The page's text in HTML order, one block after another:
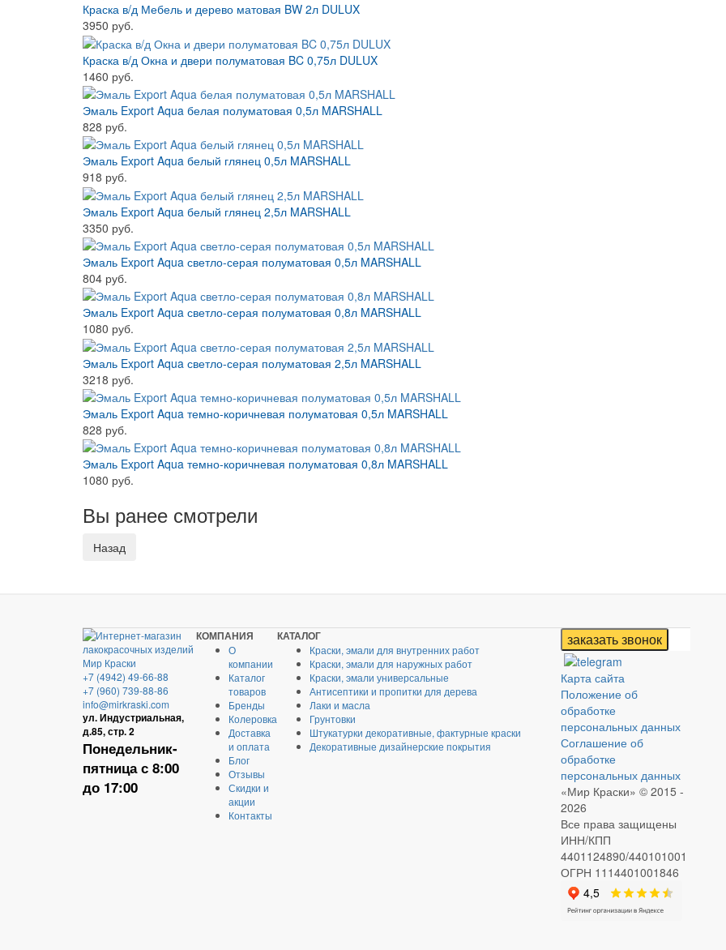
Краска в/д Мебель и дерево матовая BW 2л DULUX
3950 руб.
Краска в/д Окна и двери полуматовая BC 0,75л DULUX
1460 руб.
Эмаль Export Aqua белая полуматовая 0,5л MARSHALL
828 руб.
Эмаль Export Aqua белый глянец 0,5л MARSHALL
918 руб.
Эмаль Export Aqua белый глянец 2,5л MARSHALL
3350 руб.
Эмаль Export Aqua светло-серая полуматовая 0,5л MARSHALL
804 руб.
Эмаль Export Aqua светло-серая полуматовая 0,8л MARSHALL
1080 руб.
Эмаль Export Aqua светло-серая полуматовая 2,5л MARSHALL
3218 руб.
Эмаль Export Aqua темно-коричневая полуматовая 0,5л MARSHALL
828 руб.
Эмаль Export Aqua темно-коричневая полуматовая 0,8л MARSHALL
1080 руб.
Вы ранее смотрели
+7 (4942) 49-66-88
+7 (960) 739-88-86
info@mirkraski.com
ул. Индустриальная,
д.85, стр. 2
Понедельник-
пятница с 8:00
до 17:00
КОМПАНИЯ
О
компании
Каталог
товаров
Бренды
Колеровка
Доставка
и оплата
Блог
Отзывы
Скидки и
акции
Контакты
КАТАЛОГ
Краски, эмали для внутренних работ
Краски, эмали для наружных работ
Краски, эмали универсальные
Антисептики и пропитки для дерева
Лаки и масла
Грунтовки
Штукатурки декоративные, фактурные краски
Декоративные дизайнерские покрытия
Карта сайта
Положение об
обработке
персональных данных
Соглашение об
обработке
персональных данных
«Мир Краски» © 2015 -
2026
Все права защищены
ИНН/КПП
4401124890/440101001
ОГРН 1114401001846